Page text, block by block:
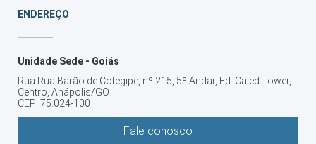
ENDEREÇO
Unidade Sede - Goiás
Rua Rua Barão de Cotegipe, nº 215, 5º Andar, Ed. Caied Tower,
Centro, Anápolis/GO
CEP: 75.024-100
Fale conosco